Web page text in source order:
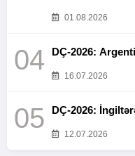
01.08.2026
04 DÇ-2026:
16.07.2026
05 DÇ-2026:
12.07.2026